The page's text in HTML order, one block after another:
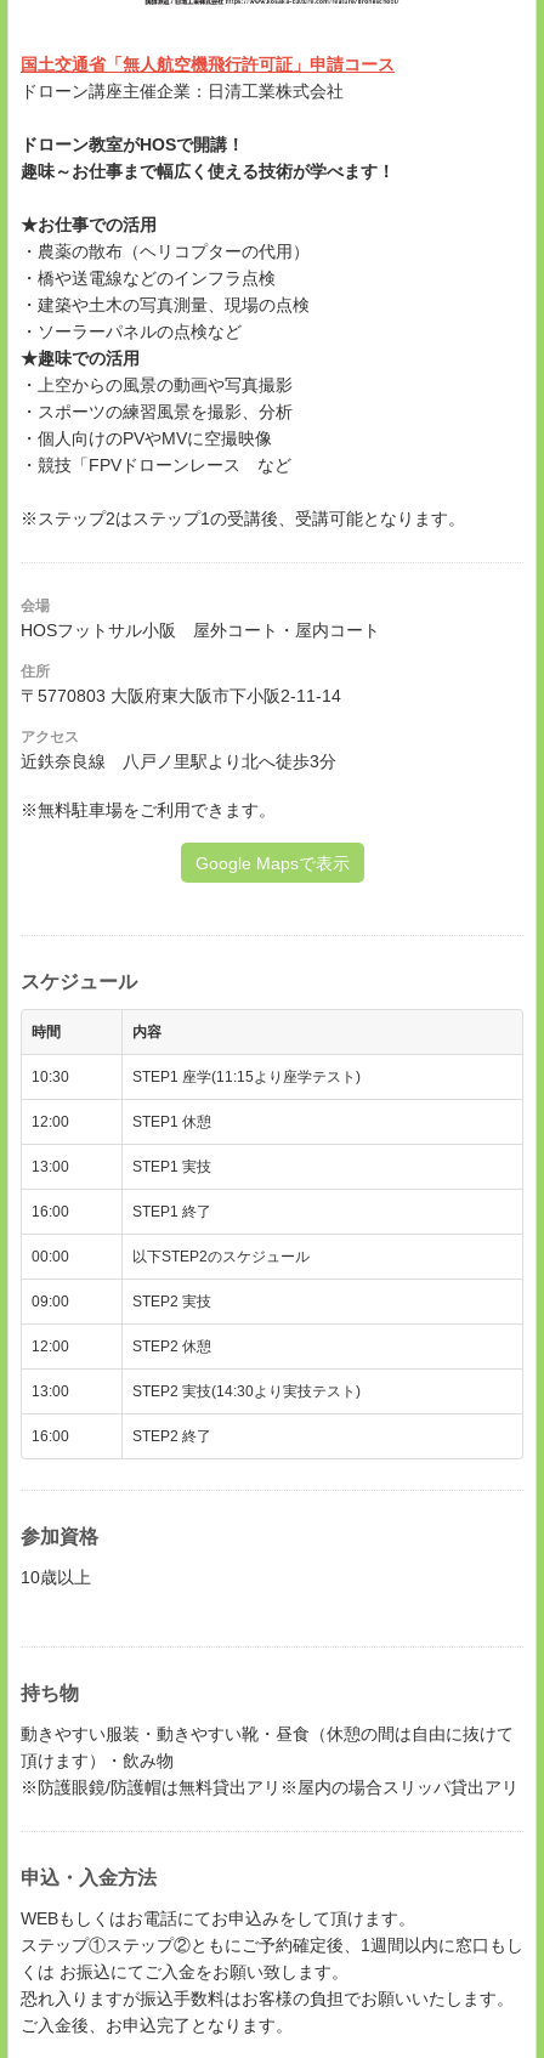
国土交通省「無人航空機飛行許可証」申請コース
ドローン講座主催企業：日清工業株式会社
ドローン教室がHOSで開講！
趣味～お仕事まで幅広く使える技術が学べます！
★お仕事での活用
・農薬の散布（ヘリコプターの代用）
・橋や送電線などのインフラ点検
・建築や土木の写真測量、現場の点検
・ソーラーパネルの点検など
★趣味での活用
・上空からの風景の動画や写真撮影
・スポーツの練習風景を撮影、分析
・個人向けのPVやMVに空撮映像
・競技「FPVドローンレース など
※ステップ2はステップ1の受講後、受講可能となります。
会場
HOSフットサル小阪 屋外コート・屋内コート
住所
〒5770803 大阪府東大阪市下小阪2-11-14
アクセス
近鉄奈良線 八戸ノ里駅より北へ徒歩3分
※無料駐車場をご利用できます。
Google Mapsで表示
スケジュール
時間 内容
10:30 STEP1 座学(11:15より座学テスト)
12:00 STEP1 休憩
13:00 STEP1 実技
16:00 STEP1 終了
00:00 以下STEP2のスケジュール
09:00 STEP2 実技
12:00 STEP2 休憩
13:00 STEP2 実技(14:30より実技テスト)
16:00 STEP2 終了
参加資格
10歳以上
持ち物
動きやすい服装・動きやすい靴・昼食（休憩の間は自由に抜けて
頂けます）・飲み物
※防護眼鏡/防護帽は無料貸出アリ※屋内の場合スリッパ貸出アリ
申込・入金方法
WEBもしくはお電話にてお申込みをして頂けます。
ステップ①ステップ②ともにご予約確定後、1週間以内に窓口もし
くは お振込にてご入金をお願い致します。
恐れ入りますが振込手数料はお客様の負担でお願いいたします。
ご入金後、お申込完了となります。